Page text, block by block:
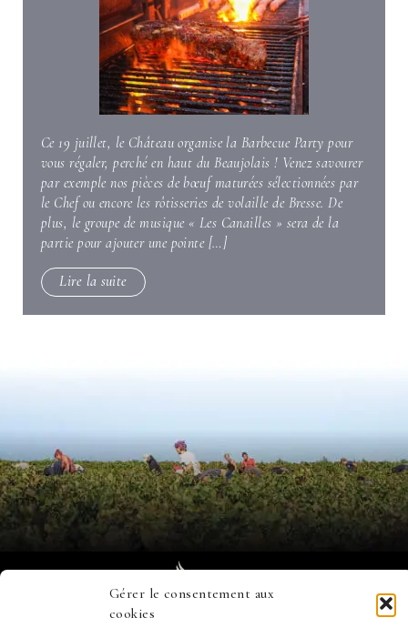
Gérer le consentement aux
cookies
Ce 19 juillet, le Château organise la Barbecue Party pour
vous régaler, perché en haut du Beaujolais ! Venez savourer
par exemple nos pièces de bœuf maturées sélectionnées par
le Chef ou encore les rôtisseries de volaille de Bresse. De
plus, le groupe de musique « Les Canailles » sera de la
partie pour ajouter une pointe […]
Lire la suite